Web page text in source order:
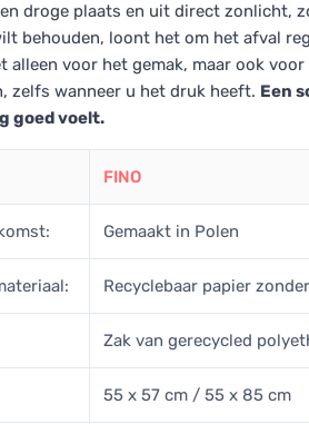
droge plaats en uit direct zonlicht,
behouden, loont het om het afval
alleen voor het gemak, maar ook
zelfs wanneer u het druk heeft. Een
goed voelt.
FINO
Gemaakt in Polen
Recyclebaar papier
Zak van gerecycled
55 x 57 cm / 55 x 85 cm